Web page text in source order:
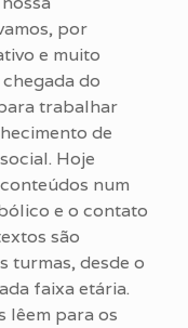
por
e muito
do
trabalhar
de
Hoje
num
e o contato
são
turmas, desde o
faixa etária.
lêem para os